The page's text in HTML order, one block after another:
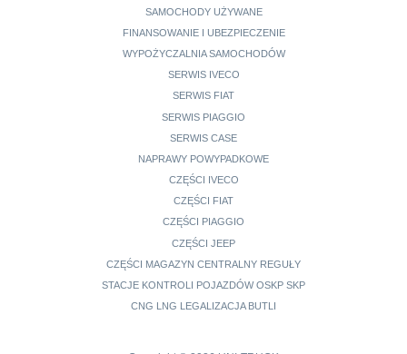
SAMOCHODY UŻYWANE
FINANSOWANIE I UBEZPIECZENIE
WYPOŻYCZALNIA SAMOCHODÓW
SERWIS IVECO
SERWIS FIAT
SERWIS PIAGGIO
SERWIS CASE
NAPRAWY POWYPADKOWE
CZĘŚCI IVECO
CZĘŚCI FIAT
CZĘŚCI PIAGGIO
CZĘŚCI JEEP
CZĘŚCI MAGAZYN CENTRALNY REGUŁY
STACJE KONTROLI POJAZDÓW OSKP SKP
CNG LNG LEGALIZACJA BUTLI